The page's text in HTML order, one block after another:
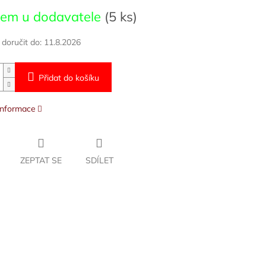
u dodavatele (5 ks)
do: 11.8.2026
Přidat do košíku
ZEPTAT SE SDÍLET